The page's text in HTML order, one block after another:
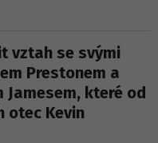
vztah se svými
Prestonem a
Jamesem, které od
otec Kevin